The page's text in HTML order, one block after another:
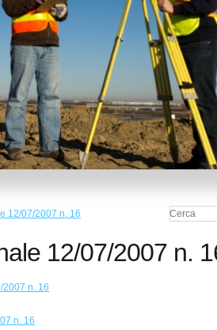
12/07/2007 n. 16
12/07/2007 n.
2007 n. 16
n. 16